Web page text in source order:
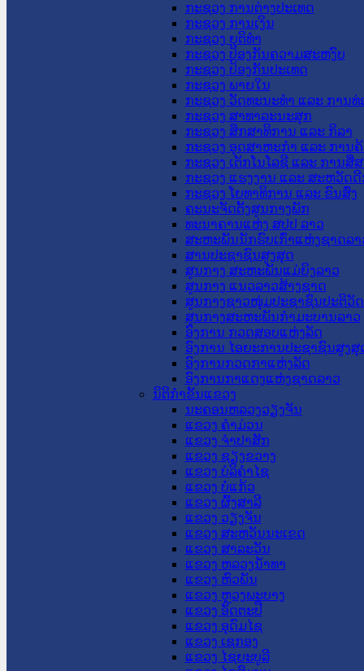
ກະຊວງ ການຕ່າງປະເທດ
ກະຊວງ ການເງິນ
ກະຊວງ ຍຸຕິທໍາ
ກະຊວງ ປ້ອງກັນຄວາມສະຫງົບ
ກະຊວງ ປ້ອງກັນປະເທດ
ກະຊວງ ພາຍໃນ
ກະຊວງ ວັດທະນະທຳ ແລະ ການທ່
ກະຊວງ ສາທາລະນະສຸກ
ກະຊວງ ສຶກສາທິການ ແລະ ກິລາ
ກະຊວງ ອຸດສາຫະກຳ ແລະ ການຄ້
ກະຊວງ ເຕັກໂນໂລຊີ ແລະ ການສື່
ກະຊວງ ແຮງງານ ແລະ ສະຫວັດ
ກະຊວງ ໂຍທາທິການ ແລະ ຂົນສົ່ງ
ຄະນະຈັດຕັ້ງສູນກາງພັກ
ທະນາຄານແຫ່ງ ສປປ ລາວ
ສະຫະພັນນັກຮົບເກົ່າແຫ່ງຊາດລາ
ສານປະຊາຊົນສູງສຸດ
ສູນກາງ ສະຫະພັນແມ່ຍິງລາວ
ສູນກາງ ແນວລາວສ້າງຊາດ
ສູນກາງຊາວໜຸ່ມປະຊາຊົນປະຕິວັ
ສູນກາງສະຫະພັນກຳມະບານລາວ
ອົງການ ກວດສອບແຫ່ງລັດ
ອົງການ ໄອຍະການປະຊາຊົນສູງສຸ
ອົງການກວດກາແຫ່ງລັດ
ອົງການກາແດງແຫ່ງຊາດລາວ
ນິຕິກໍາຂັ້ນແຂວງ
ນະ​ຄອນ​ຫລວງວຽງຈັນ
ແຂວງ ຄໍາມ່ວນ
ແຂວງ ຈໍາປາສັກ
ແຂວງ ຊຽງຂວາງ
ແຂວງ ບໍລິຄໍາໄຊ
ແຂວງ ບໍ່ແກ້ວ
ແຂວງ ຜົ້ງສາລີ
ແຂວງ ວຽງຈັນ
ແຂວງ ສະຫວັນນະເຂດ
ແຂວງ ສາລະວັນ
ແຂວງ ຫລວງນໍ້າທາ
ແຂວງ ຫົວພັນ
ແຂວງ ຫຼວງພະບາງ
ແຂວງ ອັດຕະປື
ແຂວງ ອຸດົມໄຊ
ແຂວງ ເຊກອງ
ແຂວງ ໄຊຍະບູລີ